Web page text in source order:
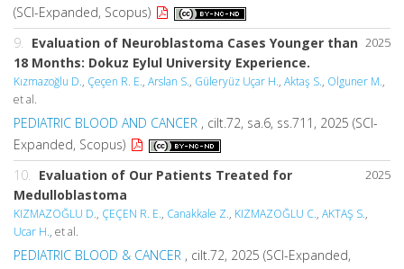
(SCI-Expanded, Scopus)
2025
9. Evaluation of Neuroblastoma Cases Younger than
18 Months: Dokuz Eylul University Experience.
Kızmazoğlu D., Çeçen R. E., Arslan S., Güleryüz Uçar H., Aktaş S., Olguner M.,
et al.
PEDIATRIC BLOOD AND CANCER , cilt.72, sa.6, ss.711, 2025 (SCI-
Expanded, Scopus)
2025
10. Evaluation of Our Patients Treated for
Medulloblastoma
KIZMAZOĞLU D., ÇEÇEN R. E., Canakkale Z., KIZMAZOĞLU C., AKTAŞ S.,
Ucar H., et al.
PEDIATRIC BLOOD & CANCER , cilt.72, 2025 (SCI-Expanded,